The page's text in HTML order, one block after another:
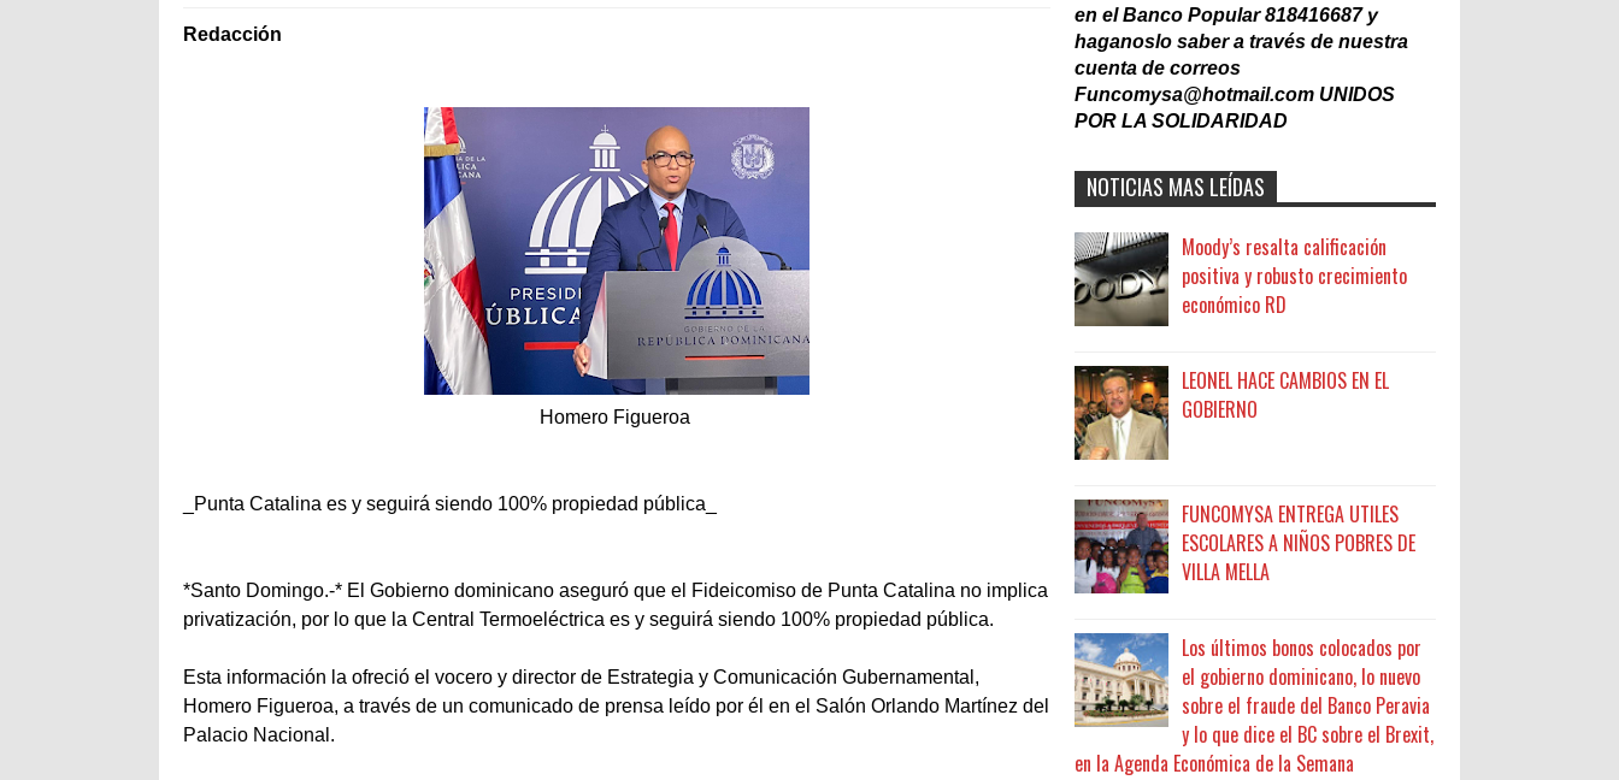
Redacción
Homero Figueroa
_Punta Catalina es y seguirá siendo 100% propiedad pública_
*Santo Domingo.-* El Gobierno dominicano aseguró que el Fideicomiso de Punta Catalina no implica
privatización, por lo que la Central Termoeléctrica es y seguirá siendo 100% propiedad pública.
Esta información la ofreció el vocero y director de Estrategia y Comunicación Gubernamental,
Homero Figueroa, a través de un comunicado de prensa leído por él en el Salón Orlando Martínez del
Palacio Nacional.
en el Banco Popular 818416687 y
haganoslo saber a través de nuestra
cuenta de correos
Funcomysa@hotmail.com UNIDOS
POR LA SOLIDARIDAD
NOTICIAS MAS LEÍDAS
Moody’s resalta calificación
positiva y robusto crecimiento
económico RD
LEONEL HACE CAMBIOS EN EL
GOBIERNO
FUNCOMYSA ENTREGA UTILES
ESCOLARES A NIÑOS POBRES DE
VILLA MELLA
Los últimos bonos colocados por
el gobierno dominicano, lo nuevo
sobre el fraude del Banco Peravia
y lo que dice el BC sobre el Brexit,
en la Agenda Económica de la Semana